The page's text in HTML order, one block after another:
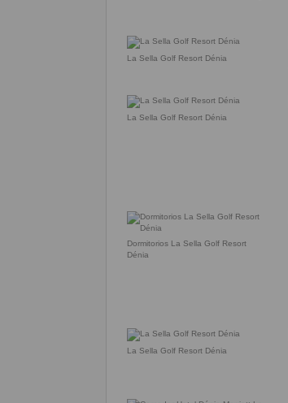
La Sella Golf Resort Dénia
La Sella Golf Resort Dénia
Dormitorios La Sella Golf Resort
Dénia
La Sella Golf Resort Dénia